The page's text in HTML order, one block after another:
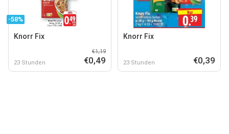
-58%
Knorr Fix
23 Stunden
€1,19
€0,49
Knorr Fix
23 Stunden €0,39